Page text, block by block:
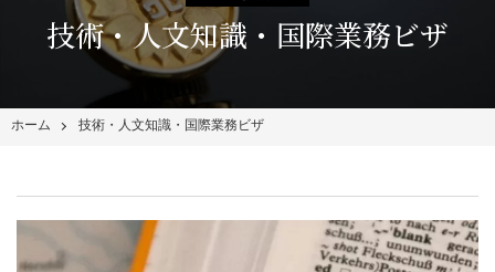
技術・人文知識・国際業務ビザ
ホーム 技術・人文知識・国際業務ビザ